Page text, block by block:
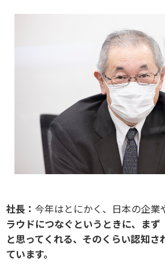
社長： 今年はとにかく、日本の企業
ラウドにつなぐというときに、まず
と思ってくれる、そのくらい認知さ
ています。